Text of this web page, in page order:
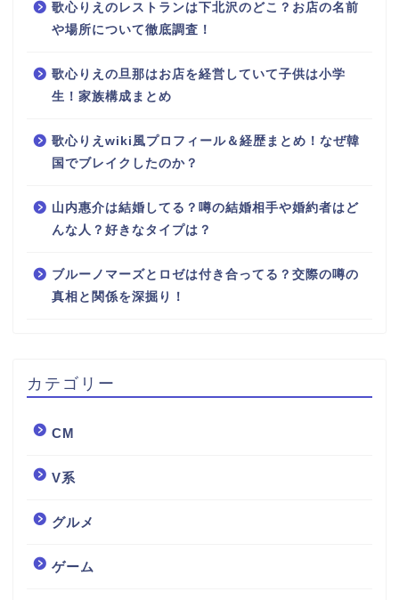
歌心りえのレストランは下北沢のどこ？お店の名前
や場所について徹底調査！
歌心りえの旦那はお店を経営していて子供は小学
生！家族構成まとめ
歌心りえwiki風プロフィール＆経歴まとめ！なぜ韓
国でブレイクしたのか？
山内惠介は結婚してる？噂の結婚相手や婚約者はど
んな人？好きなタイプは？
ブルーノマーズとロゼは付き合ってる？交際の噂の
真相と関係を深掘り！
カテゴリー
CM
V系
グルメ
ゲーム